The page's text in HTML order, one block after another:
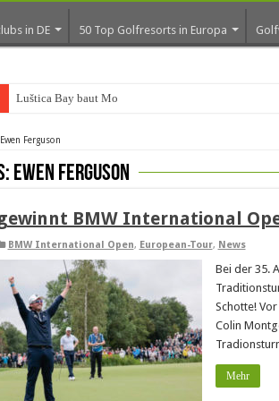
in DE 50 Top Golfresorts in Europa
Luštica Bay baut Montenegro
Ferguson
Ewen Ferguson
BMW International
BMW International Open, European-Tour, News
Bei der 35.
Schotte!
Colin
Mehr